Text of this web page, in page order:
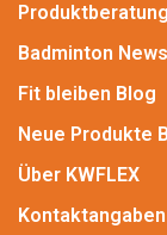
Badminton
Fit bleiben Blog
Neue Produkte
Über KWFLEX
Kontaktangaben